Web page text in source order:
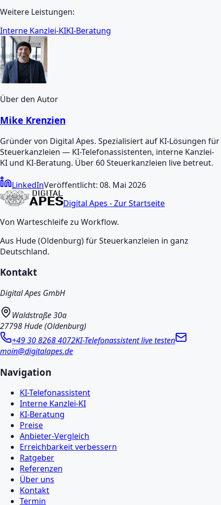
Weitere Leistungen:
Interne Kanzlei-KIKI-Beratung
Über den Autor
Mike Krenzien
Gründer von Digital Apes. Spezialisiert auf KI-Lösungen für
Steuerkanzleien — KI-Telefonassistenten, interne Kanzlei-
KI und KI-Beratung. Über 60 Steuerkanzleien live betreut.
LinkedInVeröffentlicht: 08. Mai 2026
Digital Apes - Zur Startseite
Von Warteschleife zu Workflow.
Aus Hude (Oldenburg) für Steuerkanzleien in ganz
Deutschland.
Kontakt
Digital Apes GmbH
Waldstraße 30a
27798 Hude (Oldenburg)
+49 30 8268 4072KI-Telefonassistent live testen
moin@digitalapes.de
Navigation
KI-Telefonassistent
Interne Kanzlei-KI
KI-Beratung
Preise
Anbieter-Vergleich
Erreichbarkeit verbessern
Ratgeber
Referenzen
Über uns
Kontakt
Termin